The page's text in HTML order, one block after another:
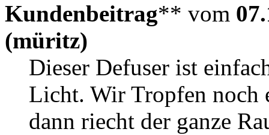
Kundenbeitrag** vom
(müritz)
Dieser Defuser ist
Licht. Wir Tropfen noch
dann riecht der ganze